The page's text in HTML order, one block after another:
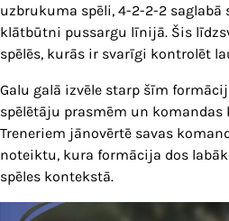
uzbrukuma spēli, 4-2-2-2 saglabā
klātbūtni pussargu līnijā. Šis
spēlēs, kurās ir svarīgi kontrolēt
Galu galā izvēle starp šīm
spēlētāju prasmēm un komandas
Treneriem jānovērtē savas
noteiktu, kura formācija dos
spēles kontekstā.